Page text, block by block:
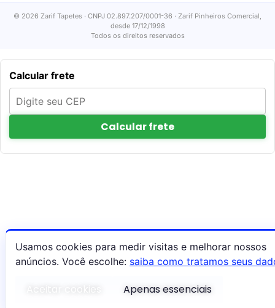
© 2026 Zarif Tapetes · CNPJ 02.897.207/0001-36 · Zarif Pinheiros Comercial,
desde 17/12/1998
Todos os direitos reservados
Calcular frete
Calcular frete
Usamos cookies para medir visitas e melhorar nossos
anúncios. Você escolhe: saiba como tratamos seus
Apenas essenciais